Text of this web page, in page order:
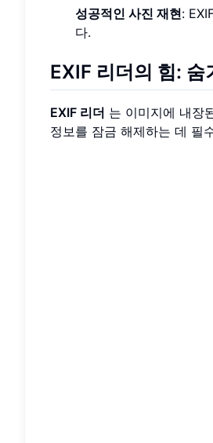
성공적인 사진 재현:
다.
EXIF 리더의 힘: 숨
EXIF 리더 는 이미지에 내장
정보를 잠금 해제하는 데 필